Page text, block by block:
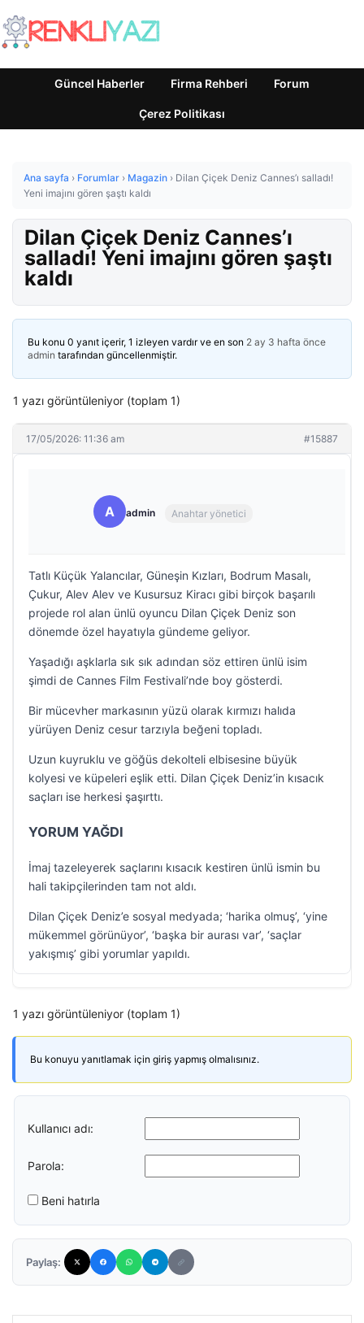
Güncel Haberler Firma Rehberi Forum
Çerez Politikası
Ana sayfa › Forumlar › Magazin › Dilan Çiçek Deniz Cannes’ı salladı!
Yeni imajını gören şaştı kaldı
Dilan Çiçek Deniz Cannes’ı
salladı! Yeni imajını gören şaştı
kaldı
Bu konu 0 yanıt içerir, 1 izleyen vardır ve en son 2 ay 3 hafta önce
admin tarafından güncellenmiştir.
1 yazı görüntüleniyor (toplam 1)
17/05/2026: 11:36 am #15887
A admin Anahtar yönetici
Tatlı Küçük Yalancılar, Güneşin Kızları, Bodrum Masalı,
Çukur, Alev Alev ve Kusursuz Kiracı gibi birçok başarılı
projede rol alan ünlü oyuncu Dilan Çiçek Deniz son
dönemde özel hayatıyla gündeme geliyor.
Yaşadığı aşklarla sık sık adından söz ettiren ünlü isim
şimdi de Cannes Film Festivali’nde boy gösterdi.
Bir mücevher markasının yüzü olarak kırmızı halıda
yürüyen Deniz cesur tarzıyla beğeni topladı.
Uzun kuyruklu ve göğüs dekolteli elbisesine büyük
kolyesi ve küpeleri eşlik etti. Dilan Çiçek Deniz’in kısacık
saçları ise herkesi şaşırttı.
YORUM YAĞDI
İmaj tazeleyerek saçlarını kısacık kestiren ünlü ismin bu
hali takipçilerinden tam not aldı.
Dilan Çiçek Deniz’e sosyal medyada; ‘harika olmuş’, ‘yine
mükemmel görünüyor’, ‘başka bir aurası var’, ‘saçlar
yakışmış’ gibi yorumlar yapıldı.
1 yazı görüntüleniyor (toplam 1)
Bu konuyu yanıtlamak için giriş yapmış olmalısınız.
Kullanıcı adı:
Parola:
Beni hatırla
Paylaş: